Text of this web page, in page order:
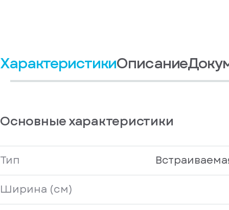
ХарактеристикиОписание
Основные характеристики
Тип
Ширина (см)